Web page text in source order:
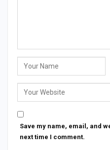
Save my name, email, and
next time I comment.